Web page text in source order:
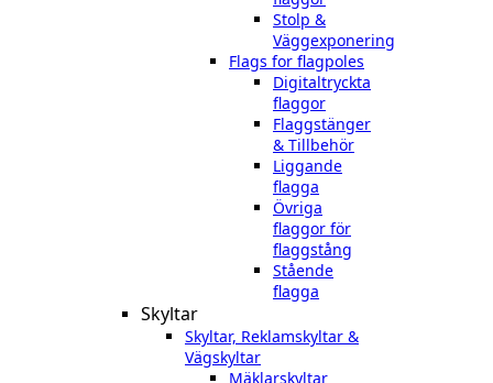
Stolp &
Väggexponering
Flags for flagpoles
Digitaltryckta
flaggor
Flaggstänger
& Tillbehör
Liggande
flagga
Övriga
flaggor för
flaggstång
Stående
flagga
Skyltar
Skyltar, Reklamskyltar &
Vägskyltar
Mäklarskyltar